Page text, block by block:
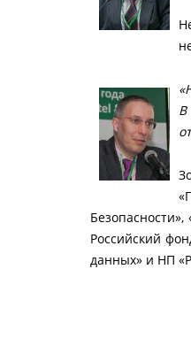
В
Российский
данных» и НП